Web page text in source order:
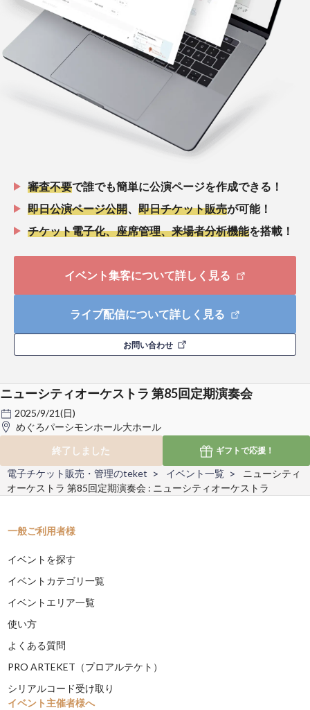
審査不要で誰でも簡単に公演ページを作成できる！
即日公演ページ公開、 即日チケット販売が可能！
チケット電子化、座席管理、来場者分析機能を搭載！
イベント集客について詳しく見る
ライブ配信について詳しく見る
お問い合わせ
ニューシティオーケストラ 第85回定期演奏会
2025/9/21(日)
めぐろパーシモンホール大ホール
終了しました
ギフトで応援！
電子チケット販売・管理のteket イベント一覧
ニューシティ
オーケストラ 第85回定期演奏会 : ニューシティオーケストラ
一般ご利用者様
イベントを探す
イベントカテゴリ一覧
イベントエリア一覧
使い方
よくある質問
PRO ARTEKET（プロアルテケト）
シリアルコード受け取り
イベント主催者様へ